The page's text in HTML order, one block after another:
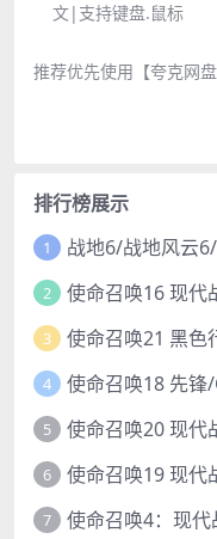
文|支持键盘.鼠标
推荐优先使用【夸克网
排行榜展示
1 战地6/战地风云
2 使命召唤16 现代
3 使命召唤21 黑色
4 使命召唤18 先锋
5 使命召唤20 现代
6 使命召唤19 现代
7 使命召唤4：现